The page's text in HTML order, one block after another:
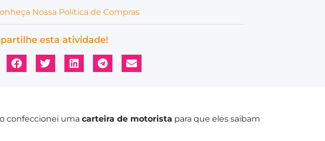
Nossa Política de Compras
esta atividade!
confeccionei uma carteira de motorista para que eles saibam